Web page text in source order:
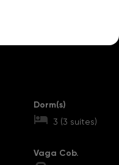
Dorm(s)
3 (3 suítes)
Vaga Cob.